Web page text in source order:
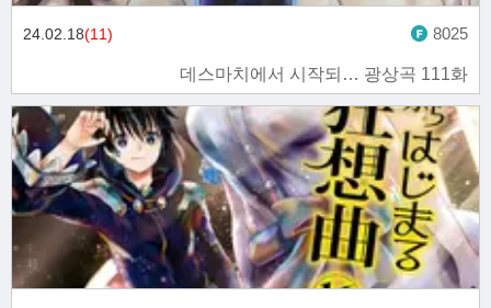
데스마치에서 시작되… 광상곡 111화
24.02.18(11) 8025